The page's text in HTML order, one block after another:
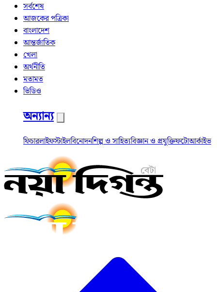
সর্বশেষ
আজকের পত্রিকা
বাংলাদেশ
আন্তর্জাতিক
খেলা
অর্থনীতি
মতামত
ভিডিও
অন্যান্য
ফিচারলাইফস্টাইলবিনোদনশিল্প ও সাহিত্যবিজ্ঞান ও প্রযুক্তিফটোআর্কাইভ